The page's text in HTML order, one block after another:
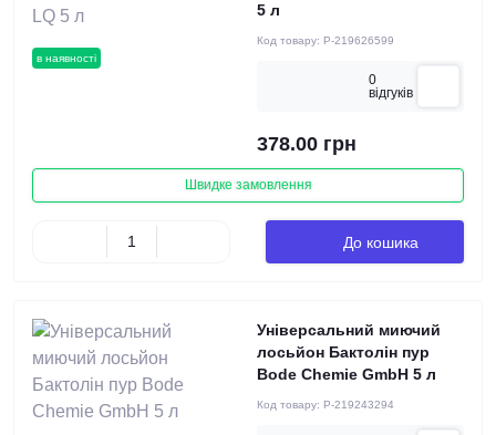
в наявності
5 л
Код товару: P-219626599
0
вiдгукiв
378.00 грн
Швидке замовлення
До кошика
Універсальний миючий
лосьйон Бактолін пур
Bode Chemie GmbH 5 л
Код товару: P-219243294